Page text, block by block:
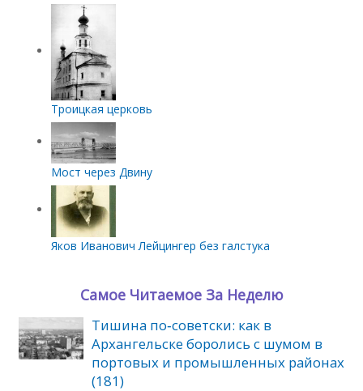
Троицкая церковь
Мост через Двину
Яков Иванович Лейцингер без галстука
Самое Читаемое За Неделю
Тишина по‑советски: как в
Архангельске боролись с шумом в
портовых и промышленных районах
(181)